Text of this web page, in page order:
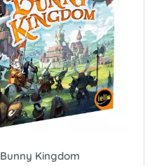
Bunny Kingdom